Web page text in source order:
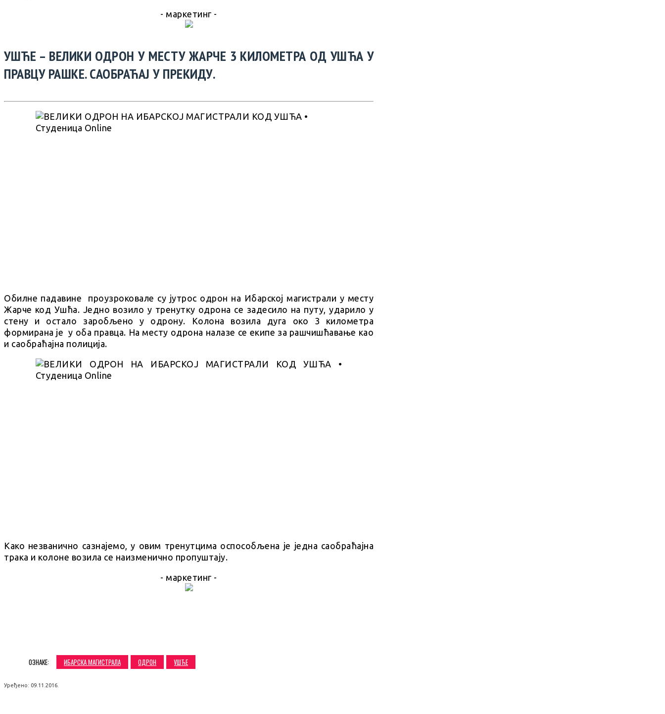
- маркетинг -
УШЋЕ – ВЕЛИКИ ОДРОН У МЕСТУ ЖАРЧЕ 3 КИЛОМЕТРА ОД УШЋА У
ПРАВЦУ РАШКЕ. САОБРАЋАЈ У ПРЕКИДУ.
Обилне падавине проузроковале су јутрос одрон на Ибарској магистрали у месту
Жарче код Ушћа. Једно возило у тренутку одрона се задесило на путу, ударило у
стену и остало заробљено у одрону. Колона возила дуга око 3 километра
формирана је у оба правца. На месту одрона налазе се екипе за рашчишћавање као
и саобраћајна полиција.
Како незванично сазнајемо, у овим тренутцима оспособљена је једна саобраћајна
трака и колоне возила се наизменично пропуштају.
- маркетинг -
ОЗНАКЕ: ИБАРСКА МАГИСТРАЛА ОДРОН УШЋЕ
Уређено: 09.11.2016.